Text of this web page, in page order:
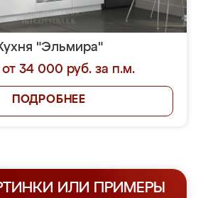
"Эльмира"
34 000 руб. за п.м.
ПОДРОБНЕЕ
ИЛИ ПРИМЕРЫ